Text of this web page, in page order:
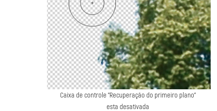
Caixa de controle "Recuperação do primeiro plano"
esta desativada